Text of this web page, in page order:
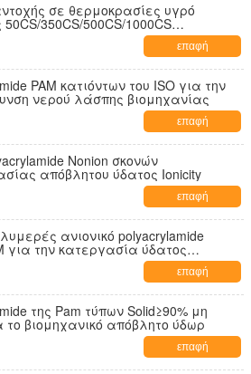
σε θερμοκρασίες υγρό
50CS/350CS/500CS/1000CS
επαφή
PAM κατιόντων του ISO για την
νερού λάσπης βιομηχανίας
επαφή
Nonion σκονών
απόβλητου ύδατος Ionicity
επαφή
ανιονικό polyacrylamide
για την κατεργασία ύδατος
επαφή
της Pam τύπων Solid≥90% μη
το βιομηχανικό απόβλητο ύδωρ
επαφή